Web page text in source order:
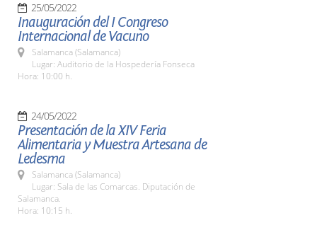
25/05/2022
Inauguración del I Congreso
Internacional de Vacuno
Salamanca (Salamanca)
Lugar: Auditorio de la Hospedería Fonseca
Hora: 10:00 h.
24/05/2022
Presentación de la XIV Feria
Alimentaria y Muestra Artesana de
Ledesma
Salamanca (Salamanca)
Lugar: Sala de las Comarcas. Diputación de
Salamanca.
Hora: 10:15 h.